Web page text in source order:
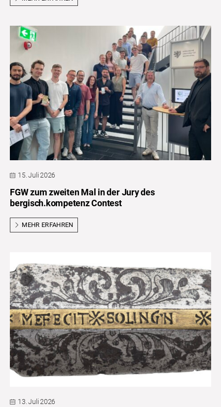
15. Juli 2026
FGW zum zweiten Mal in der Jury des
bergisch.kompetenz Contest
MEHR ERFAHREN
13. Juli 2026